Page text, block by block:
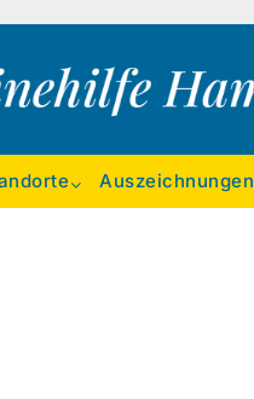
Hamburg
Auszeichnungen